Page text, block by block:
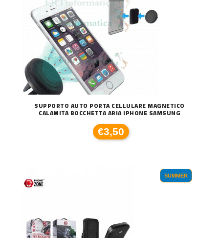
SUPPORTO AUTO PORTA CELLULARE MAGNETICO
CALAMITA BOCCHETTA ARIA IPHONE SAMSUNG
€3,50
SUMMER